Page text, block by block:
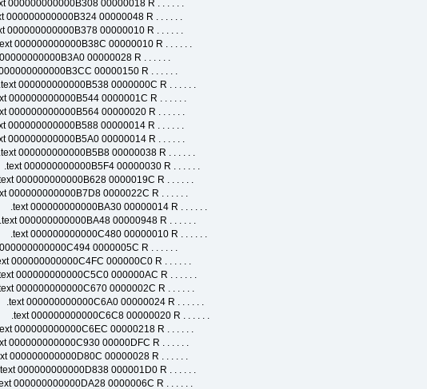
00000018 R . . . . . .
00000048 R . . . . . .
00000010 R . . . . . .
00000010 R . . . . . .
00000028 R . . . . . .
00000150 R . . . . . .
0000000C R . . . . . .
0000001C R . . . . . .
00000020 R . . . . . .
00000014 R . . . . . .
00000014 R . . . . . .
00000038 R . . . . . .
000000000000B5F4 00000030 R . . . . . .
0000019C R . . . . . .
0000022C R . . . . . .
000000000000BA30 00000014 R . . . . . .
00000948 R . . . . . .
000000000000C480 00000010 R . . . . . .
0000005C R . . . . . .
000000C0 R . . . . . .
000000AC R . . . . . .
0000002C R . . . . . .
000000000000C6A0 00000024 R . . . . . .
000000000000C6C8 00000020 R . . . . . .
00000218 R . . . . . .
00000DFC R . . . . . .
00000028 R . . . . . .
000001D0 R . . . . . .
0000006C R . . . . . .